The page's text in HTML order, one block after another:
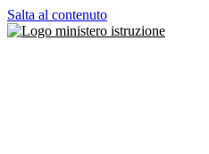
Salta al contenuto